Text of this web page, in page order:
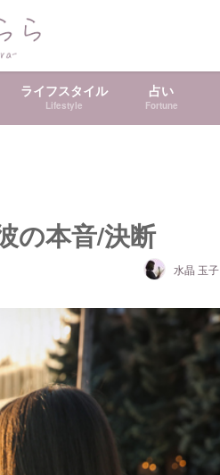
ライフスタイル
Lifestyle
占い
Fortune
の本音/決断
水晶 玉子